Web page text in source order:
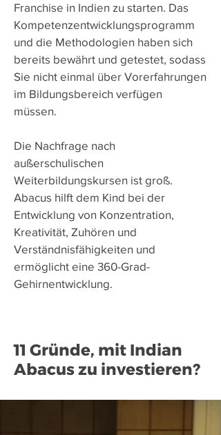
Franchise in Indien zu starten. Das
Kompetenzentwicklungsprogramm
und die Methodologien haben sich
bereits bewährt und getestet, sodass
Sie nicht einmal über Vorerfahrungen
im Bildungsbereich verfügen
müssen.
Die Nachfrage nach
außerschulischen
Weiterbildungskursen ist groß.
Abacus hilft dem Kind bei der
Entwicklung von Konzentration,
Kreativität, Zuhören und
Verständnisfähigkeiten und
ermöglicht eine 360-Grad-
Gehirnentwicklung.
11 Gründe, mit Indian
Abacus zu investieren?